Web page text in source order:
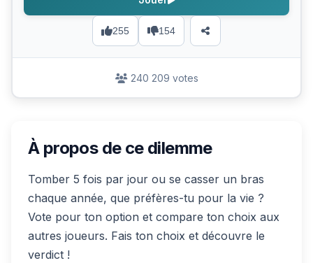
255 154
240 209 votes
À propos de ce dilemme
Tomber 5 fois par jour ou se casser un bras
chaque année, que préfères-tu pour la vie ?
Vote pour ton option et compare ton choix aux
autres joueurs. Fais ton choix et découvre le
verdict !